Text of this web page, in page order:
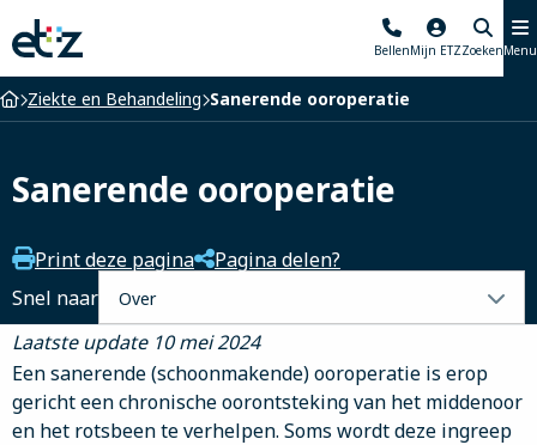
Elisabeth-
TweeSteden
Ziekenhuis
BellenMijn ETZZoekenMenu
Home
Ziekte en Behandeling Sanerende ooroperatie
Sanerende ooroperatie
Print deze pagina
Pagina delen?
Snel naar
tabblad
Laatste update 10 mei 2024
Een sanerende (schoonmakende) ooroperatie is erop
gericht een chronische oorontsteking van het middenoor
en het rotsbeen te verhelpen. Soms wordt deze ingreep